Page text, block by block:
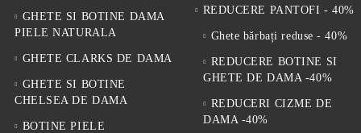
GHETE SI BOTINE DAMA
PIELE NATURALA
GHETE CLARKS DE DAMA
GHETE SI BOTINE
CHELSEA DE DAMA
BOTINE PIELE
REDUCERE PANTOFI - 40%
Ghete bărbați reduse - 40%
REDUCERE BOTINE SI
GHETE DE DAMA -40%
REDUCERI CIZME DE
DAMA -40%